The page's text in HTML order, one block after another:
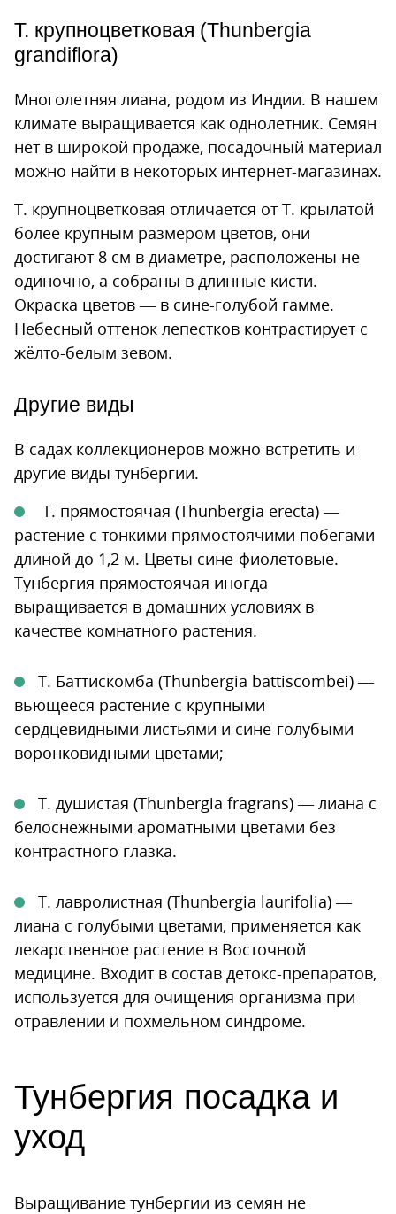
Т. крупноцветковая (Thunbergia
grandiflora)
Многолетняя лиана, родом из Индии. В нашем
климате выращивается как однолетник. Семян
нет в широкой продаже, посадочный материал
можно найти в некоторых интернет-магазинах.
Т. крупноцветковая отличается от Т. крылатой
более крупным размером цветов, они
достигают 8 см в диаметре, расположены не
одиночно, а собраны в длинные кисти.
Окраска цветов — в сине-голубой гамме.
Небесный оттенок лепестков контрастирует с
жёлто-белым зевом.
Другие виды
В садах коллекционеров можно встретить и
другие виды тунбергии.
Т. прямостоячая (Thunbergia erecta) —
растение с тонкими прямостоячими побегами
длиной до 1,2 м. Цветы сине-фиолетовые.
Тунбергия прямостоячая иногда
выращивается в домашних условиях в
качестве комнатного растения.
Т. Баттискомба (Thunbergia battiscombei) —
вьющееся растение с крупными
сердцевидными листьями и сине-голубыми
воронковидными цветами;
Т. душистая (Thunbergia fragrans) — лиана с
белоснежными ароматными цветами без
контрастного глазка.
Т. лавролистная (Thunbergia laurifolia) —
лиана с голубыми цветами, применяется как
лекарственное растение в Восточной
медицине. Входит в состав детокс-препаратов,
используется для очищения организма при
отравлении и похмельном синдроме.
Тунбергия посадка и
уход
Выращивание тунбергии из семян не